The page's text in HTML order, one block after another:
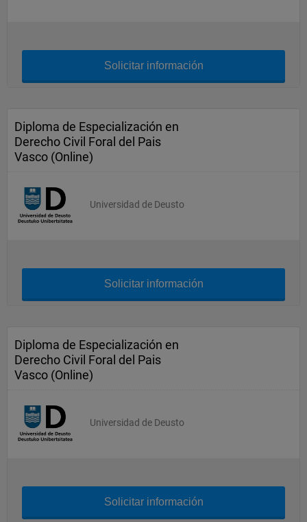
Solicitar información
Diploma de Especialización en
Derecho Civil Foral del Pais
Vasco (Online)
Universidad de Deusto
Solicitar información
Diploma de Especialización en
Derecho Civil Foral del Pais
Vasco (Online)
Universidad de Deusto
Solicitar información